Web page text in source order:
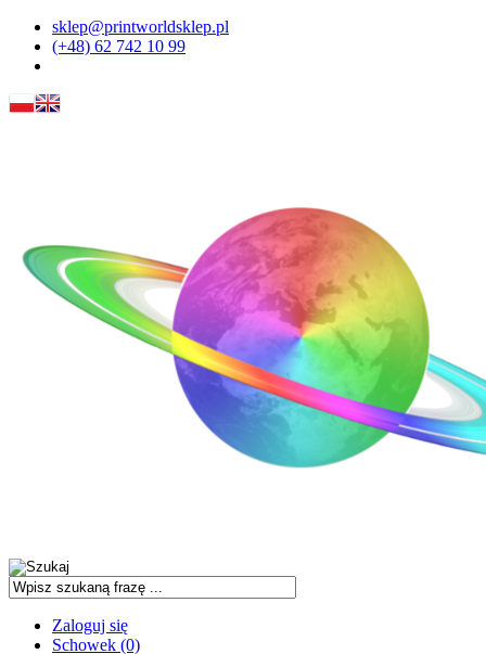
sklep@printworldsklep.pl
(+48) 62 742 10 99
Zaloguj się
Schowek (0)